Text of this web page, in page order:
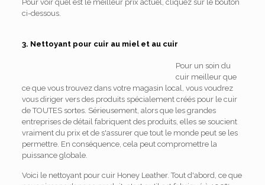
Pour voir quel est le meilleur prix actuel, cliquez sur le bouton
ci-dessous.
3. Nettoyant pour cuir au miel et au cuir
Pour un soin du
cuir meilleur que
ce que vous trouvez dans votre magasin local, vous voudrez
vous diriger vers des produits spécialement créés pour le cuir
de TOUTES sortes. Sérieusement, alors que les grandes
entreprises de détail fabriquent des produits, elles se soucient
vraiment du prix et de s'assurer que tout le monde peut se les
permettre. En conséquence, cela peut compromettre la
puissance globale.
Voici le nettoyant pour cuir Honey Leather. Tout d'abord, ce que